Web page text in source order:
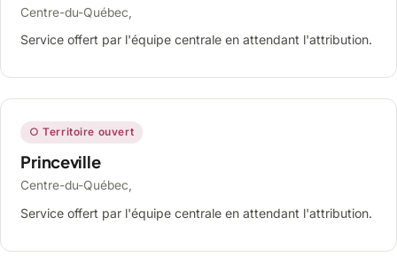
Centre-du-Québec,
Service offert par l'équipe centrale en attendant l'attribution.
○ Territoire ouvert
Princeville
Centre-du-Québec,
Service offert par l'équipe centrale en attendant l'attribution.